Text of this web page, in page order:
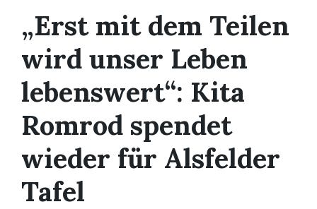
„Erst mit dem Teilen
wird unser Leben
lebenswert“: Kita
Romrod spendet
wieder für Alsfelder
Tafel